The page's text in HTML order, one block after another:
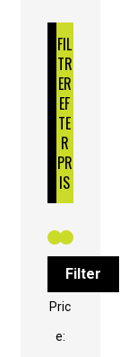
FIL
TR
ER
EF
TE
R
PR
IS
Filter
Pric
e: